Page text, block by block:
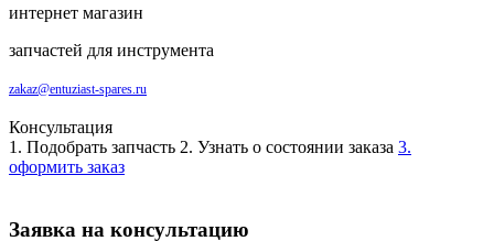
интернет магазин
запчастей для инструмента
zakaz@entuziast-spares.ru
Консультация
1. Подобрать запчасть 2. Узнать о состоянии заказа 3.
оформить заказ
Заявка на консультацию